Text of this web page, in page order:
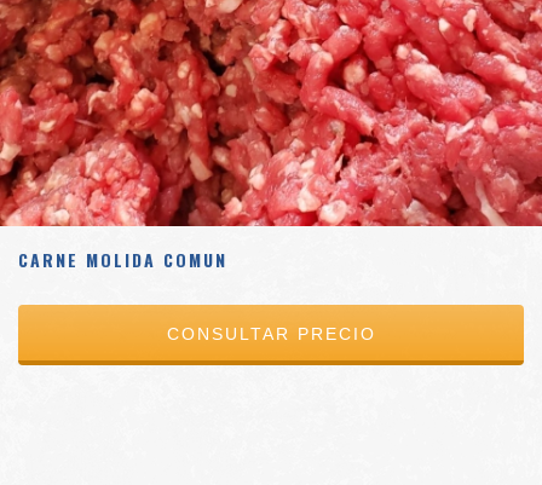
CARNE MOLIDA COMUN